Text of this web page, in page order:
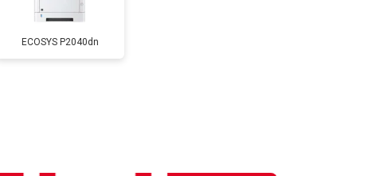
от 1800 ₽
ECOSYS P2040dn